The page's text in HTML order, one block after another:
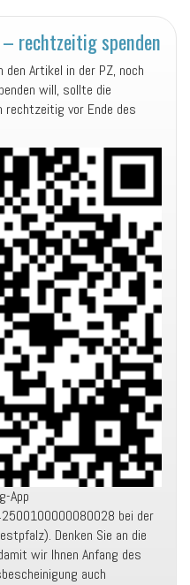
rechtzeitig spenden
Artikel in der PZ, noch
will, sollte die
rechtzeitig vor Ende des
App
bei der
Denken Sie an die
wir Ihnen Anfang des
auch